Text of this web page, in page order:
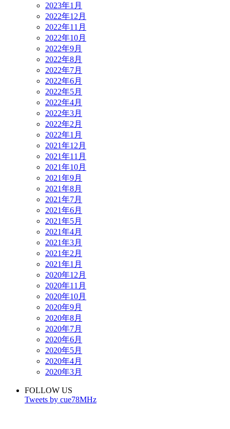
2023年1月
2022年12月
2022年11月
2022年10月
2022年9月
2022年8月
2022年7月
2022年6月
2022年5月
2022年4月
2022年3月
2022年2月
2022年1月
2021年12月
2021年11月
2021年10月
2021年9月
2021年8月
2021年7月
2021年6月
2021年5月
2021年4月
2021年3月
2021年2月
2021年1月
2020年12月
2020年11月
2020年10月
2020年9月
2020年8月
2020年7月
2020年6月
2020年5月
2020年4月
2020年3月
FOLLOW US
Tweets by cue78MHz